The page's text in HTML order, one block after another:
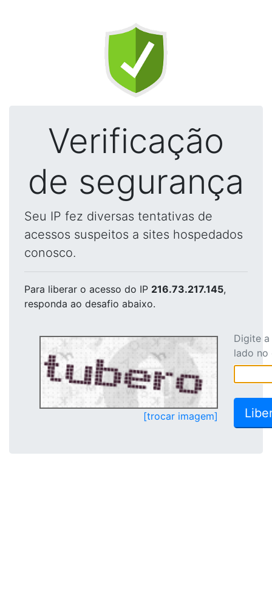
Verificação
de segurança
Seu IP fez diversas tentativas de
acessos suspeitos a sites hospedados
conosco.
Para liberar o acesso do IP 216.73.217.145,
responda ao desafio abaixo.
[trocar imagem]
Digite
lado no